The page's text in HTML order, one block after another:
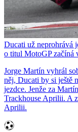
Ducati už neprohrává
o titul MotoGP začíná
Jorge Martín vyhrál
něj, Ducati by si ještě
jezdce. Jenže za
Trackhouse Aprilii. A
Aprilii.